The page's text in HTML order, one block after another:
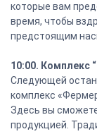
которые вам
время, чтобы
предстоящим
10:00. Комплекс
Следующей
комплекс
Здесь вы
продукцией.